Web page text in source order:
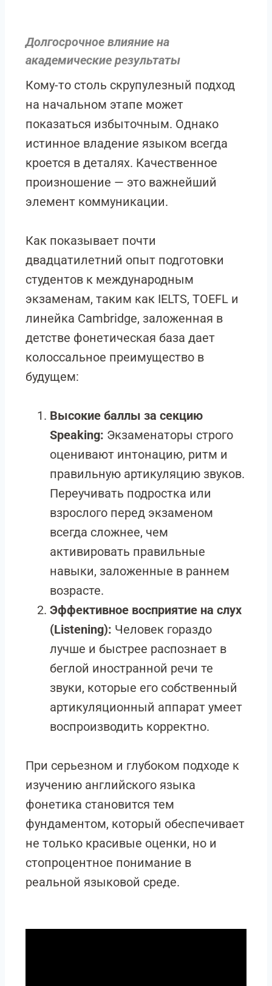
Долгосрочное влияние на
академические результаты
Кому-то столь скрупулезный подход
на начальном этапе может
показаться избыточным. Однако
истинное владение языком всегда
кроется в деталях. Качественное
произношение — это важнейший
элемент коммуникации.
Как показывает почти
двадцатилетний опыт подготовки
студентов к международным
экзаменам, таким как IELTS, TOEFL и
линейка Cambridge, заложенная в
детстве фонетическая база дает
колоссальное преимущество в
будущем:
Высокие баллы за секцию
Speaking: Экзаменаторы строго
оценивают интонацию, ритм и
правильную артикуляцию звуков.
Переучивать подростка или
взрослого перед экзаменом
всегда сложнее, чем
активировать правильные
навыки, заложенные в раннем
возрасте.
Эффективное восприятие на слух
(Listening): Человек гораздо
лучше и быстрее распознает в
беглой иностранной речи те
звуки, которые его собственный
артикуляционный аппарат умеет
воспроизводить корректно.
При серьезном и глубоком подходе к
изучению английского языка
фонетика становится тем
фундаментом, который обеспечивает
не только красивые оценки, но и
стопроцентное понимание в
реальной языковой среде.